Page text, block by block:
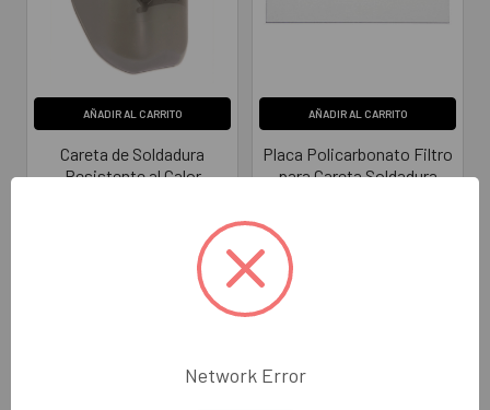
AÑADIR AL CARRITO
Careta de Soldadura
Resistente al Calor
AÑADIR AL CARRITO
Placa Policarbonato Filtro
para Careta Soldadura
Network Error